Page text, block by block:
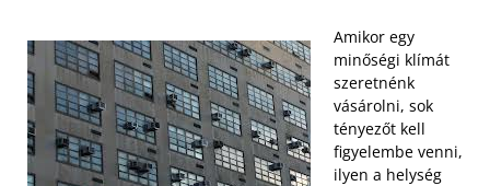
Amikor egy
minőségi klímát
szeretnénk
vásárolni, sok
tényezőt kell
figyelembe venni,
ilyen a helység